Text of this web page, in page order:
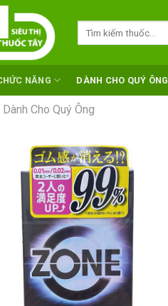
NĂNG DÀNH CHO QUÝ ÔNG
Dành Cho Quý Ông